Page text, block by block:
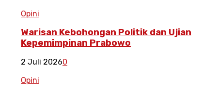
Opini
Warisan Kebohongan Politik dan Ujian
Kepemimpinan Prabowo
2 Juli 20260
Opini